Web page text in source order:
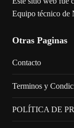
Equipo técnico de
Otras Paginas
Contacto
Terminos y
POLÍTICA DE